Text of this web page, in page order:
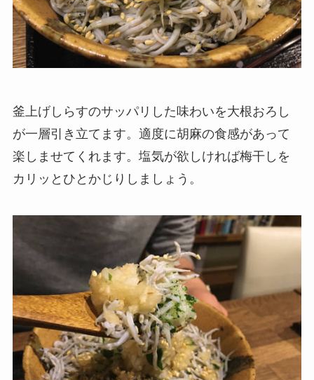
釜上げしらすのサッパリした味わいを大根おろし
が一層引き立てます。適度に胡麻の食感があって
楽しませてくれます。塩気が欲しければ梅干しを
カリッとひとかじりしましょう。